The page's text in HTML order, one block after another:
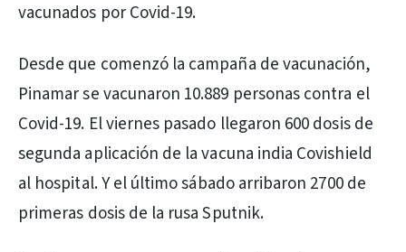
vacunados por Covid-19.
Desde que comenzó la campaña de vacunación,
Pinamar se vacunaron 10.889 personas contra el
Covid-19. El viernes pasado llegaron 600 dosis de
segunda aplicación de la vacuna india Covishield
al hospital. Y el último sábado arribaron 2700 de
primeras dosis de la rusa Sputnik.